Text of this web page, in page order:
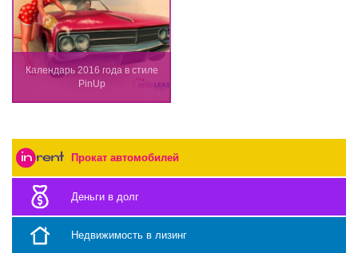
Календарь 2016 года в стиле
PinUp
Прокат автомобилей
Деньги в долг
Недвижимость в лизинг